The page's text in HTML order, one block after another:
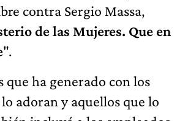
contra Sergio Massa,
de las Mujeres. Que en
".
que ha generado con los
adoran y aquellos que lo